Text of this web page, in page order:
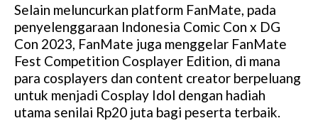
Selain meluncurkan platform FanMate, pada
penyelenggaraan Indonesia Comic Con x DG
Con 2023, FanMate juga menggelar FanMate
Fest Competition Cosplayer Edition, di mana
para cosplayers dan content creator berpeluang
untuk menjadi Cosplay Idol dengan hadiah
utama senilai Rp20 juta bagi peserta terbaik.